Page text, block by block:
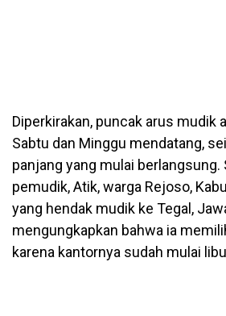
Diperkirakan, puncak arus mudik
Sabtu dan Minggu mendatang,
panjang yang mulai berlangsung.
pemudik, Atik, warga Rejoso,
yang hendak mudik ke Tegal,
mengungkapkan bahwa ia
karena kantornya sudah mulai